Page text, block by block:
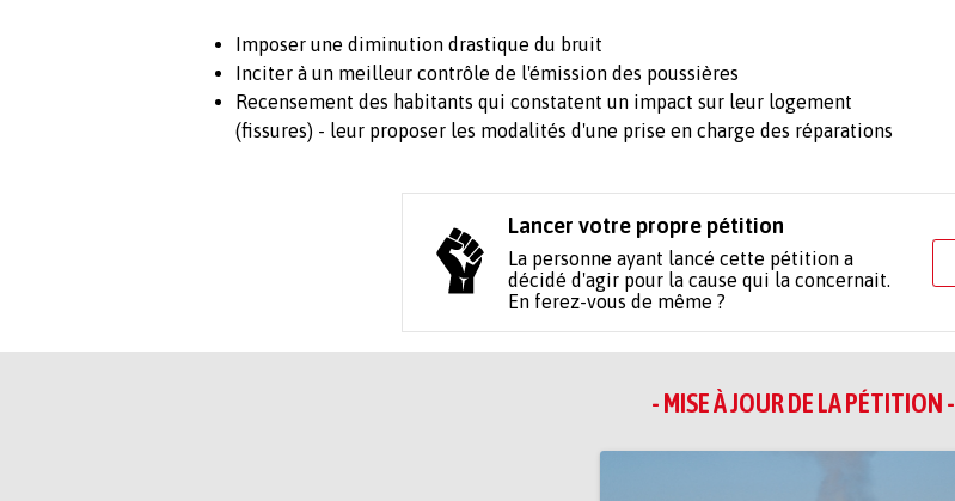
Imposer une diminution drastique du bruit
Inciter à un meilleur contrôle de l'émission des poussières
Recensement des habitants qui constatent un impact sur leur logement
(fissures) - leur proposer les modalités d'une prise en charge des réparations
Lancer votre propre pétition
La personne ayant lancé cette pétition a
décidé d'agir pour la cause qui la concernait.
En ferez-vous de même ?
- MISE À JOUR DE LA PÉTITION -